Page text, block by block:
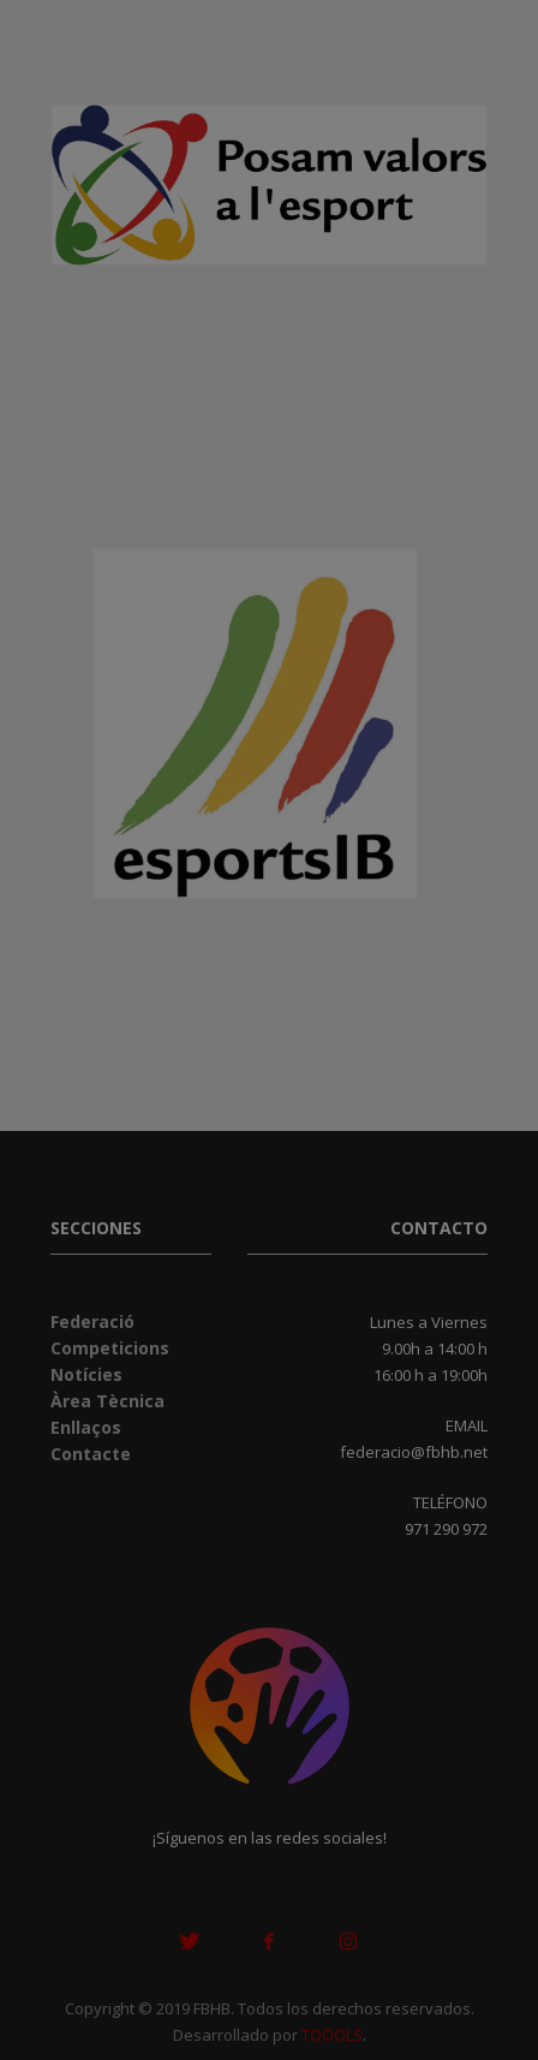
SECCIONES
Federació
Competicions
Notícies
Àrea Tècnica
Enllaços
Contacte
CONTACTO
Lunes a Viernes
9.00h a 14:00 h
16:00 h a 19:00h
EMAIL
federacio@fbhb.net
TELÉFONO
971 290 972
¡Síguenos en las redes sociales!
Copyright © 2019 FBHB. Todos los derechos reservados.
Desarrollado porTOOOLS.